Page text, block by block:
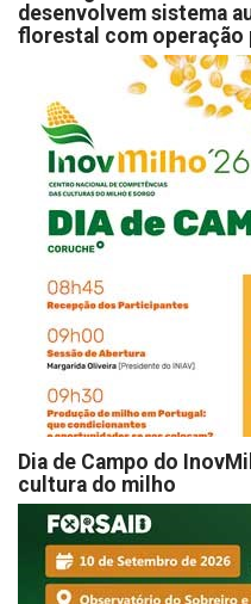
desenvolvem sistema
florestal com operação
Dia de Campo do
cultura do milho